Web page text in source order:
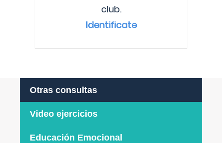
club.
Identificate
Otras consultas
Video ejercicios
Educación Emocional